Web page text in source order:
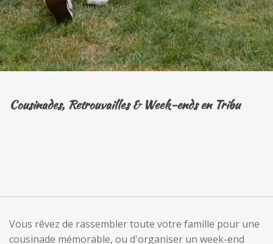
Cousinades, Retrouvailles & Week-ends en Tribu
Vous rêvez de rassembler toute votre famille pour une
cousinade mémorable, ou d'organiser un week-end